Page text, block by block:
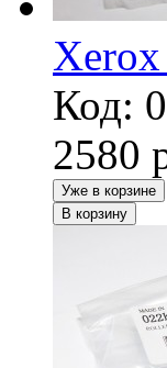
Код:
2580
Уже в корзине
В корзину